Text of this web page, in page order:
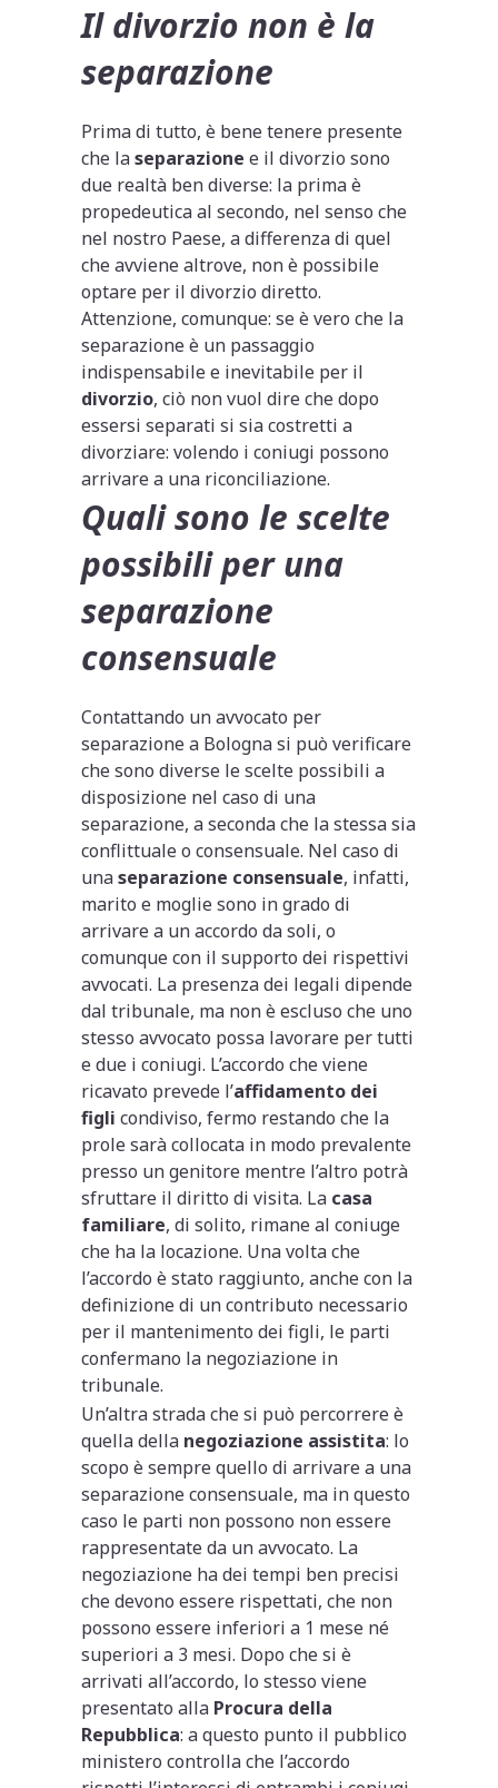
Il divorzio non è la
separazione
Prima di tutto, è bene tenere presente
che laseparazione e il divorzio sono
due realtà ben diverse: la prima è
propedeutica al secondo, nel senso che
nel nostro Paese, a differenza di quel
che avviene altrove, non è possibile
optare per il divorzio diretto.
Attenzione, comunque: se è vero che la
separazione è un passaggio
indispensabile e inevitabile per il
divorzio, ciò non vuol dire che dopo
essersi separati si sia costretti a
divorziare: volendo i coniugi possono
arrivare a una riconciliazione.
Quali sono le scelte
possibili per una
separazione
consensuale
Contattando un avvocato per
separazione a Bologna si può verificare
che sono diverse le scelte possibili a
disposizione nel caso di una
separazione, a seconda che la stessa sia
conflittuale o consensuale. Nel caso di
unaseparazione consensuale, infatti,
marito e moglie sono in grado di
arrivare a un accordo da soli, o
comunque con il supporto dei rispettivi
avvocati. La presenza dei legali dipende
dal tribunale, ma non è escluso che uno
stesso avvocato possa lavorare per tutti
e due i coniugi. L’accordo che viene
ricavato prevede l’affidamento dei
figlicondiviso, fermo restando che la
prole sarà collocata in modo prevalente
presso un genitore mentre l’altro potrà
sfruttare il diritto di visita. La casa
familiare, di solito, rimane al coniuge
che ha la locazione. Una volta che
l’accordo è stato raggiunto, anche con la
definizione di un contributo necessario
per il mantenimento dei figli, le parti
confermano la negoziazione in
tribunale.
Un’altra strada che si può percorrere è
quella della negoziazione assistita: lo
scopo è sempre quello di arrivare a una
separazione consensuale, ma in questo
caso le parti non possono non essere
rappresentate da un avvocato. La
negoziazione ha dei tempi ben precisi
che devono essere rispettati, che non
possono essere inferiori a 1 mese né
superiori a 3 mesi. Dopo che si è
arrivati all’accordo, lo stesso viene
presentato alla Procura della
Repubblica: a questo punto il pubblico
ministero controlla che l’accordo